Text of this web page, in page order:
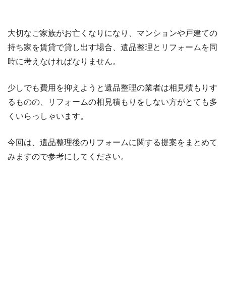
大切なご家族がお亡くなりになり、マンションや戸建ての
持ち家を賃貸で貸し出す場合、遺品整理とリフォームを同
時に考えなければなりません。
少しでも費用を抑えようと遺品整理の業者は相見積もりす
るものの、リフォームの相見積もりをしない方がとても多
くいらっしゃいます。
今回は、遺品整理後のリフォームに関する提案をまとめて
みますので参考にしてください。